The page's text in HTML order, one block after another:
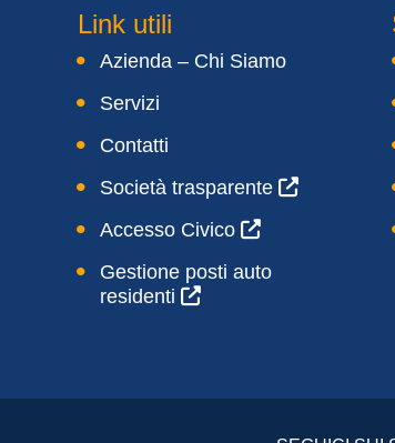
Link utili
Azienda – Chi Siamo
Servizi
Contatti
Società trasparente
Accesso Civico
Gestione posti auto
residenti